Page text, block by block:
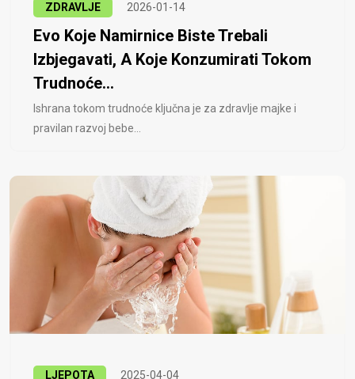
ZDRAVLJE 2026-01-14
Evo Koje Namirnice Biste Trebali
Izbjegavati, A Koje Konzumirati Tokom
Trudnoće...
Ishrana tokom trudnoće ključna je za zdravlje majke i
pravilan razvoj bebe...
LJEPOTA 2025-04-04